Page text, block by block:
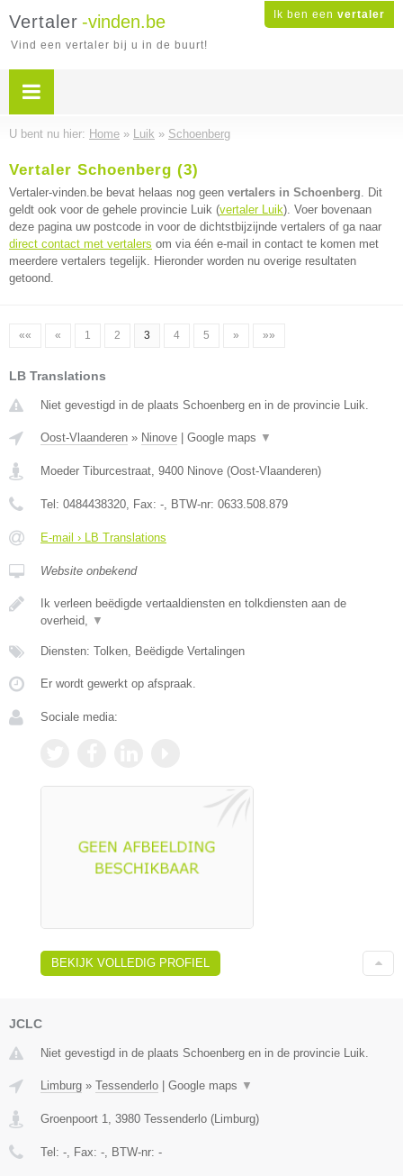
Ik ben een vertaler
Vertaler -vinden.be
Vind een vertaler bij u in de buurt!
U bent nu hier: Home » Luik » Schoenberg
Vertaler Schoenberg (3)
Vertaler-vinden.be bevat helaas nog geen vertalers in Schoenberg. Dit
geldt ook voor de gehele provincie Luik (vertaler Luik). Voer bovenaan
deze pagina uw postcode in voor de dichtstbijzijnde vertalers of ga naar
direct contact met vertalers om via één e-mail in contact te komen met
meerdere vertalers tegelijk. Hieronder worden nu overige resultaten
getoond.
«« « 1 2 3 4 5 » »»
LB Translations
Niet gevestigd in de plaats Schoenberg en in de provincie Luik.
Oost-Vlaanderen » Ninove Google maps ▼
Moeder Tiburcestraat, 9400 Ninove (Oost-Vlaanderen)
Tel: 0484438320, Fax: -, BTW-nr: 0633.508.879
E-mail › LB Translations
Website onbekend
Ik verleen beëdigde vertaaldiensten en tolkdiensten aan de
overheid, ▼
Diensten: Tolken, Beëdigde Vertalingen
Er wordt gewerkt op afspraak.
Sociale media:
BEKIJK VOLLEDIG PROFIEL
JCLC
Niet gevestigd in de plaats Schoenberg en in de provincie Luik.
Limburg » Tessenderlo | Google maps ▼
Groenpoort 1 3980 Tessenderlo (Limburg)
Tel: - , Fax: - , BTW-nr: -